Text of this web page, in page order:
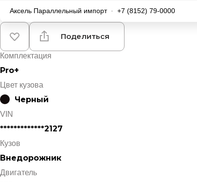
Аксель Параллельный импорт· +7 (8152) 79-0000
Поделиться
Комплектация
Pro+
Цвет кузова
Черный
VIN
*************2127
Кузов
Внедорожник
Двигатель